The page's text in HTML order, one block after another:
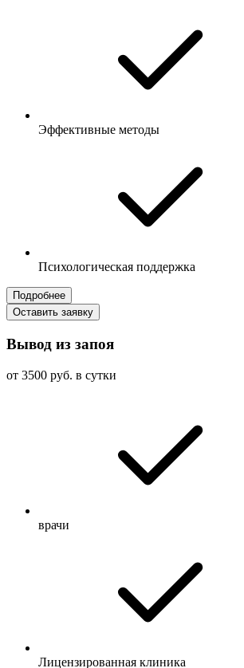
Эффективные методы
Психологическая поддержка
Подробнее
Оставить заявку
Вывод из запоя
от 3500 руб. в сутки
врачи
Лицензированная клиника